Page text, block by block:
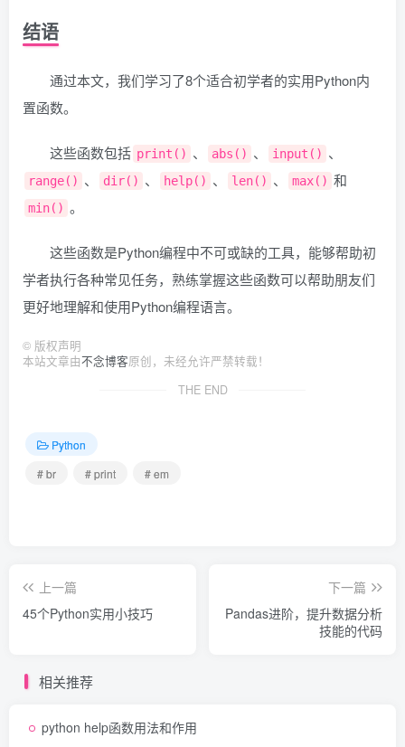
结语
通过本文，我们学习了8个适合初学者的实用Python内
置函数。
这些函数包括 print() 、 abs() 、 input() 、
range() 、 dir() 、 help() 、 len() 、 max() 和
min() 。
这些函数是Python编程中不可或缺的工具，能够帮助初
学者执行各种常见任务，熟练掌握这些函数可以帮助朋友们
更好地理解和使用Python编程语言。
© 版权声明
本站文章由不念博客原创，未经允许严禁转载！
THE END
Python
# br
# print # em
上一篇
45个Python实用小技巧
下一篇
Pandas进阶，提升数据分析
技能的代码
相关推荐
python help函数用法和作用